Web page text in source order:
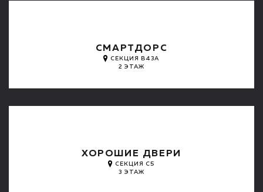
СМАРТДОРС
СЕКЦИЯ B43A
2 ЭТАЖ
ХОРОШИЕ ДВЕРИ
СЕКЦИЯ C5
3 ЭТАЖ